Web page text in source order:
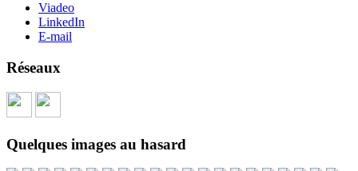
Viadeo
LinkedIn
E-mail
Réseaux
Quelques images au hasard